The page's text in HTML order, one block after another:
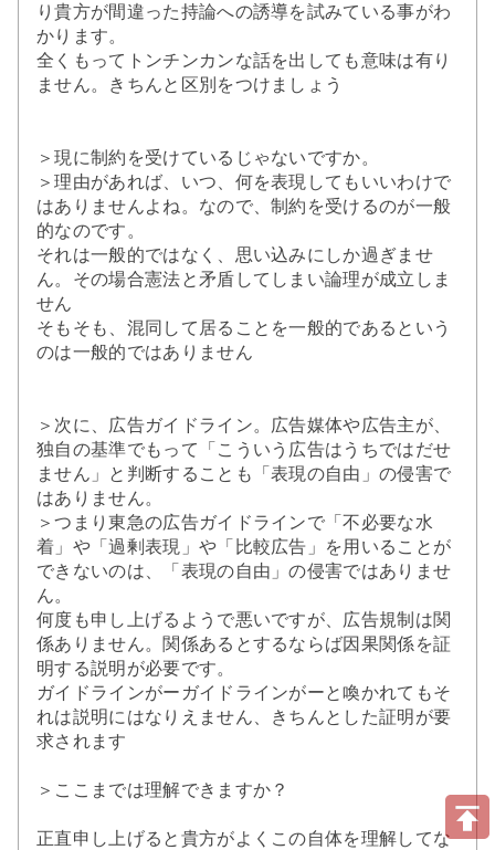
り貴方が間違った持論への誘導を試みている事がわ
かります。
全くもってトンチンカンな話を出しても意味は有り
ません。きちんと区別をつけましょう
＞現に制約を受けているじゃないですか。
＞理由があれば、いつ、何を表現してもいいわけで
はありませんよね。なので、制約を受けるのが一般
的なのです。
それは一般的ではなく、思い込みにしか過ぎませ
ん。その場合憲法と矛盾してしまい論理が成立しま
せん
そもそも、混同して居ることを一般的であるという
のは一般的ではありません
＞次に、広告ガイドライン。広告媒体や広告主が、
独自の基準でもって「こういう広告はうちではだせ
ません」と判断することも「表現の自由」の侵害で
はありません。
＞つまり東急の広告ガイドラインで「不必要な水
着」や「過剰表現」や「比較広告」を用いることが
できないのは、「表現の自由」の侵害ではありませ
ん。
何度も申し上げるようで悪いですが、広告規制は関
係ありません。関係あるとするならば因果関係を証
明する説明が必要です。
ガイドラインがーガイドラインがーと喚かれてもそ
れは説明にはなりえません、きちんとした証明が要
求されます
＞ここまでは理解できますか？
正直申し上げると貴方がよくこの自体を理解してな